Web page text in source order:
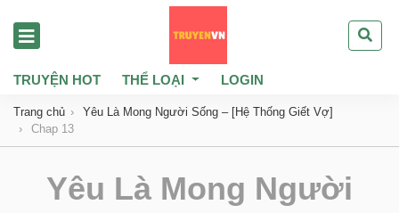
TRUYỆN HOT THỂ LOẠI LOGIN
Trang chủ
Yêu Là Mong Người Sống – [Hệ Thống Giết Vợ]
Chap 13
Yêu Là Mong Người